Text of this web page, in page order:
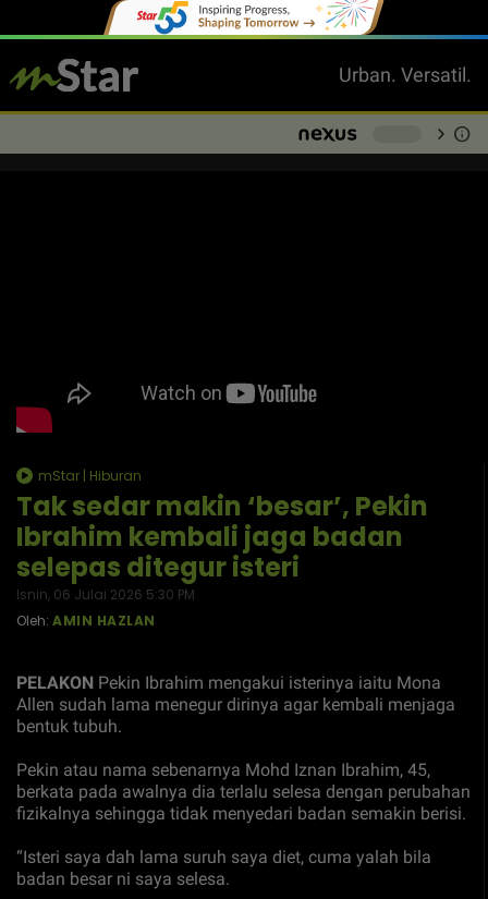
Urban. Versatil.
chevron_right info
mStar | Hiburan
Tak sedar makin ‘besar’, Pekin
Ibrahim kembali jaga badan
selepas ditegur isteri
Isnin, 06 Julai 2026 5:30 PM
Oleh: AMIN HAZLAN
PELAKON Pekin Ibrahim mengakui isterinya iaitu Mona
Allen sudah lama menegur dirinya agar kembali menjaga
bentuk tubuh.
Pekin atau nama sebenarnya Mohd Iznan Ibrahim, 45,
berkata pada awalnya dia terlalu selesa dengan perubahan
fizikalnya sehingga tidak menyedari badan semakin berisi.
“Isteri saya dah lama suruh saya diet, cuma yalah bila
badan besar ni saya selesa.